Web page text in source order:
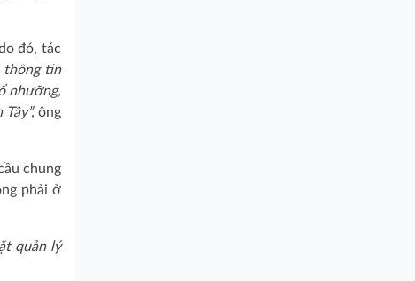
đó, tác
thông tin
nhưỡng,
ông
chung
phải ở
quản lý